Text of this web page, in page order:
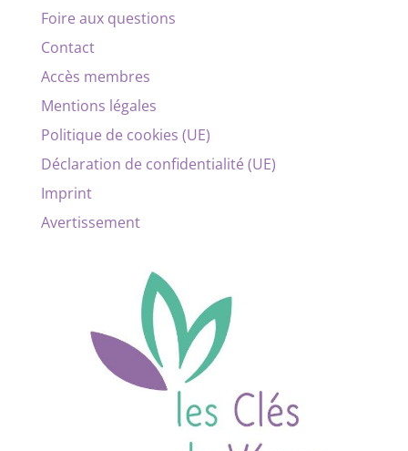
Foire aux questions
Contact
Accès membres
Mentions légales
Politique de cookies (UE)
Déclaration de confidentialité (UE)
Imprint
Avertissement